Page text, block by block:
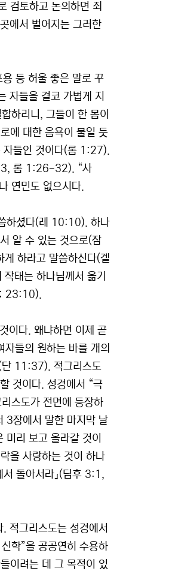
검토하고 논의하면 죄
에서 벌어지는 그러한
등 허울 좋은 말로 꾸
자들을 결코 가볍게 지
하리니, 그들이 한 몸이
에 대한 음욕이 불일 듯
자들인 것이다(롬 1:27).
롬 1:26-32). “사
연민도 없으시다.
하셨다(레 10:10). 하나
알 수 있는 것으로(잠
하라고 말씀하신다(겔
태는 하나님께서 옮기
23:10).
이다. 왜냐하면 이제 곧
자들의 원하는 바를 개의
(단 11:37). 적그리스도
것이다. 성경에서 “극
스도가 전면에 등장하
3장에서 말한 마지막 날
리 보고 올라갈 것이
을 사랑하는 것이 하나
돌아서라』(딤후 3:1,
적그리스도는 성경에서
학”을 공공연히 수용하
이려는 데 그 목적이 있